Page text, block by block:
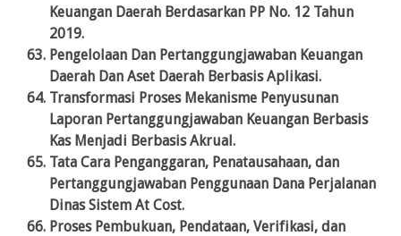
Keuangan Daerah Berdasarkan PP No. 12 Tahun
2019.
Pengelolaan Dan Pertanggungjawaban Keuangan
Daerah Dan Aset Daerah Berbasis Aplikasi.
Transformasi Proses Mekanisme Penyusunan
Laporan Pertanggungjawaban Keuangan Berbasis
Kas Menjadi Berbasis Akrual.
Tata Cara Penganggaran, Penatausahaan, dan
Pertanggungjawaban Penggunaan Dana Perjalanan
Dinas Sistem At Cost.
Proses Pembukuan, Pendataan, Verifikasi, dan